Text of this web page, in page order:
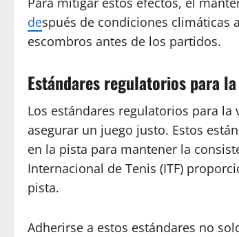
después de condiciones climáticas
escombros antes de los partidos.
Estándares regulatorios para
Los estándares regulatorios para
asegurar un juego justo. Estos
en la pista para mantener la
Internacional de Tenis (ITF)
pista.
Adherirse a estos estándares no